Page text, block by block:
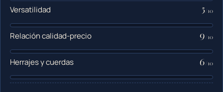
Versatilidad 5/10
Relación calidad-precio 9/10
Herrajes y cuerdas 6/10